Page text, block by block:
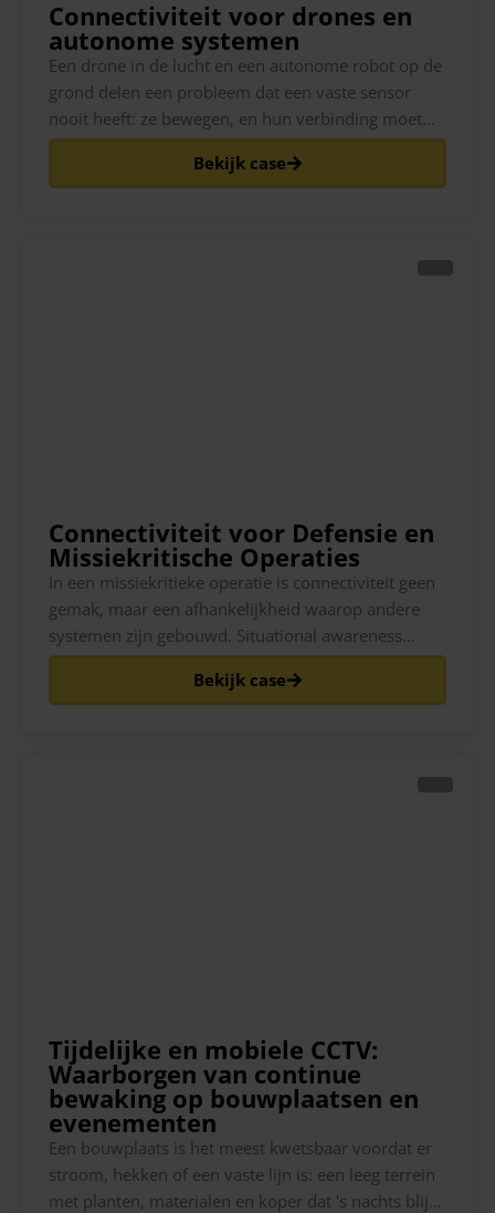
Connectiviteit voor drones en
autonome systemen
Een drone in de lucht en een autonome robot op de
grond delen een probleem dat een vaste sensor
nooit heeft: ze bewegen, en hun verbinding moet
met hen meebewegen. Terwijl het bezit reist,
passeert het de dekking van verschillende
Bekijk case
Connectiviteit voor Defensie en
Missiekritische Operaties
In een missiekritieke operatie is connectiviteit geen
gemak, maar een afhankelijkheid waarop andere
systemen zijn gebouwd. Situational awareness
feeds, sensordata, logistieke tracking, externe
coördinatie en welzijnscommunicatie gaan allemaal
Bekijk case
Tijdelijke en mobiele CCTV:
Waarborgen van continue
bewaking op bouwplaatsen en
evenementen
Een bouwplaats is het meest kwetsbaar voordat er
stroom, hekken of een vaste lijn is: een leeg terrein
met planten, materialen en koper dat 's nachts blijft